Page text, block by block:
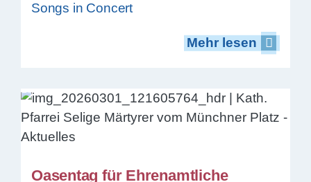
Songs in Concert
Mehr lesen
Mehr lesen
Oasentag für Ehrenamtliche